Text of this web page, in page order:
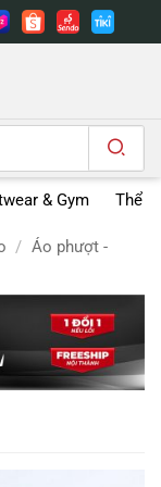
& Gym Thể
/ Áo phượt -